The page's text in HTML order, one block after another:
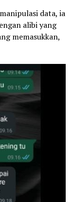
data, ia
alibi yang
memasukkan,